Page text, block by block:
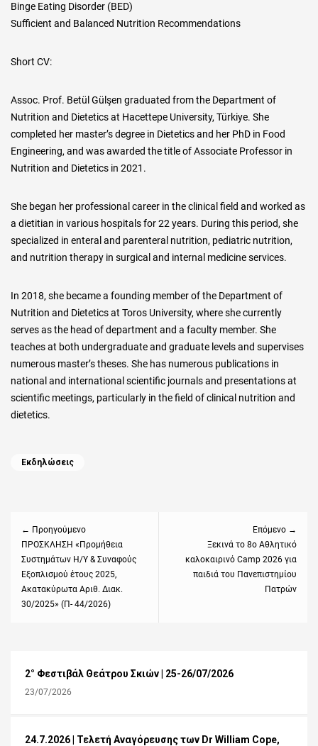
Binge Eating Disorder (BED)
Sufficient and Balanced Nutrition Recommendations
Short CV:
Assoc. Prof. Betül Gülşen graduated from the Department of
Nutrition and Dietetics at Hacettepe University, Türkiye. She
completed her master’s degree in Dietetics and her PhD in Food
Engineering, and was awarded the title of Associate Professor in
Nutrition and Dietetics in 2021.
She began her professional career in the clinical field and worked as
a dietitian in various hospitals for 22 years. During this period, she
specialized in enteral and parenteral nutrition, pediatric nutrition,
and nutrition therapy in surgical and internal medicine services.
In 2018, she became a founding member of the Department of
Nutrition and Dietetics at Toros University, where she currently
serves as the head of department and a faculty member. She
teaches at both undergraduate and graduate levels and supervises
numerous master’s theses. She has numerous publications in
national and international scientific journals and presentations at
scientific meetings, particularly in the field of clinical nutrition and
dietetics.
Categories
Εκδηλώσεις
← Προηγούμενο
Previous
post:
ΠΡΟΣΚΛΗΣΗ «Προμήθεια
Συστημάτων Η/Υ & Συναφούς
Εξοπλισμού έτους 2025,
Ακατακύρωτα Αριθ. Διακ.
30/2025» (Π- 44/2026)
Επόμενο →
post:
Ξεκινά το 8ο Αθλητικό
καλοκαιρινό Camp 2026 για
παιδιά του Πανεπιστημίου
Πατρών
2° Φεστιβάλ Θεάτρου Σκιών | 25-26/07/2026
23/07/2026
24.7.2026 | Τελετή Αναγόρευσης των Dr William Cope,